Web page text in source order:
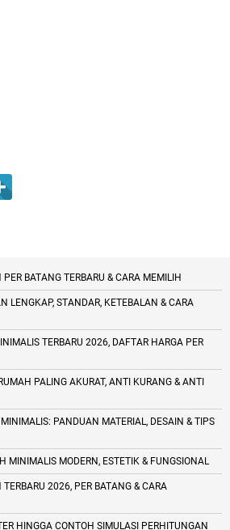
BATANG TERBARU & CARA MEMILIH
LENGKAP, STANDAR, KETEBALAN & CARA
TERBARU 2026, DAFTAR HARGA PER
PALING AKURAT, ANTI KURANG & ANTI
PANDUAN MATERIAL, DESAIN & TIPS
MINIMALIS MODERN, ESTETIK & FUNGSIONAL
2026, PER BATANG & CARA
HINGGA CONTOH SIMULASI PERHITUNGAN